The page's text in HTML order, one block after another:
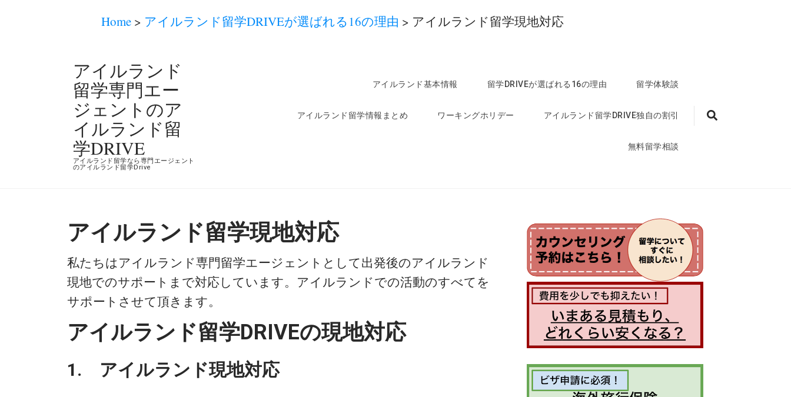
Home > アイルランド留学DRIVEが選ばれる16の理由 > アイルランド留学現地対応
アイルランド
留学専門エー
ジェントのア
イルランド留
学DRIVE
アイルランド留学なら専門エージェント
のアイルランド留学Drive
アイルランド基本情報 留学DRIVEが選ばれる16の理由 留学体験談
アイルランド留学情報まとめ ワーキングホリデー アイルランド留学DRIVE独自の割引
無料留学相談
アイルランド留学現地対応
私たちはアイルランド専門留学エージェントとして出発後のアイルランド
現地でのサポートまで対応しています。アイルランドでの活動のすべてを
サポートさせて頂きます。
アイルランド留学DRIVEの現地対応
1. アイルランド現地対応